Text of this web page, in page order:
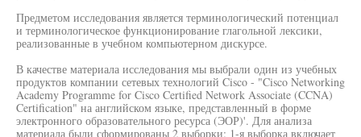
Предметом исследования является терминологический потенциал
и терминологическое функционирование глагольной лексики,
реализованные в учебном компьютерном дискурсе.
В качестве материала исследования мы выбрали один из учебных
продуктов компании сетевых технологий Cisco - "Cisco Networking
Academy Programme for Cisco Certified Network Associate (CCNA)
Certification" на английском языке, представленный в форме
электронного образовательного ресурса (ЭОР)'. Для анализа
материала были сформированы 2 выборки: 1-я выборка включает